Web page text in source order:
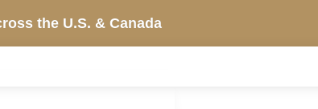
the U.S. & Canada